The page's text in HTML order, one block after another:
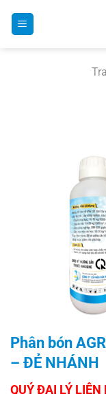
Phân bón
– ĐẺ NHÁNH